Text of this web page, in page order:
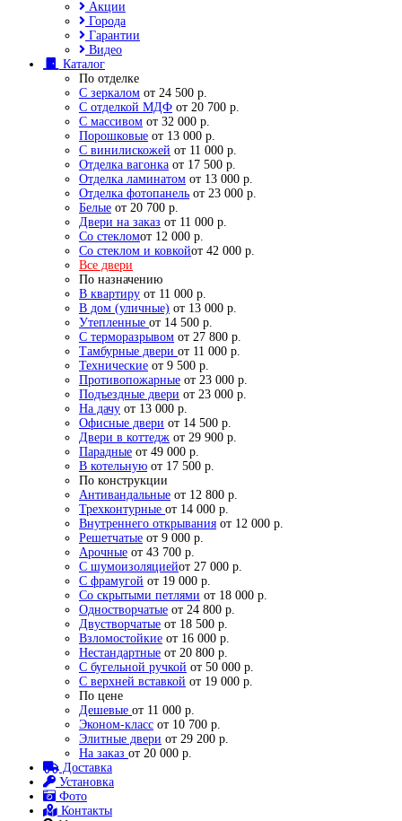
Акции
Города
Гарантии
Видео
Каталог
По отделке
С зеркалом от 24 500 р.
С отделкой МДФ от 20 700 р.
С массивом от 32 000 р.
Порошковые от 13 000 р.
С винилискожей от 11 000 р.
Отделка вагонка от 17 500 р.
Отделка ламинатом от 13 000 р.
Отделка фотопанель от 23 000 р.
Белые от 20 700 р.
Двери на заказ от 11 000 р.
Со стекломот 12 000 р.
Со стеклом и ковкойот 42 000 р.
Все двери
По назначению
В квартиру от 11 000 р.
В дом (уличные) от 13 000 р.
Утепленные от 14 500 р.
С терморазрывом от 27 800 р.
Тамбурные двери от 11 000 р.
Технические от 9 500 р.
Противопожарные от 23 000 р.
Подъездные двери от 23 000 р.
На дачу от 13 000 р.
Офисные двери от 14 500 р.
Двери в коттедж от 29 900 р.
Парадные от 49 000 р.
В котельную от 17 500 р.
По конструкции
Антивандальные от 12 800 р.
Трехконтурные от 14 000 р.
Внутреннего открывания от 12 000 р.
Решетчатые от 9 000 р.
Арочные от 43 700 р.
С шумоизоляциейот 27 000 р.
С фрамугой от 19 000 р.
Со скрытыми петлями от 18 000 р.
Одностворчатые от 24 800 р.
Двустворчатые от 18 500 р.
Взломостойкие от 16 000 р.
Нестандартные от 20 800 р.
С бугельной ручкой от 50 000 р.
С верхней вставкой от 19 000 р.
По цене
Дешевые от 11 000 р.
Эконом-класс от 10 700 р.
Элитные двери от 29 200 р.
На заказ от 20 000 р.
Доставка
Установка
Фото
Контакты